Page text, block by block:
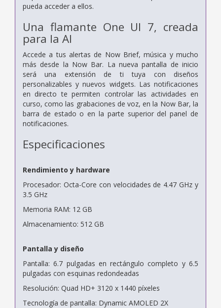
pueda acceder a ellos.
Una flamante One UI 7, creada
para la AI
Accede a tus alertas de Now Brief, música y mucho
más desde la Now Bar. La nueva pantalla de inicio
será una extensión de ti tuya con diseños
personalizables y nuevos widgets. Las notificaciones
en directo te permiten controlar las actividades en
curso, como las grabaciones de voz, en la Now Bar, la
barra de estado o en la parte superior del panel de
notificaciones.
Especificaciones
Rendimiento y hardware
Procesador: Octa-Core con velocidades de 4.47 GHz y
3.5 GHz
Memoria RAM: 12 GB
Almacenamiento: 512 GB
Pantalla y diseño
Pantalla: 6.7 pulgadas en rectángulo completo y 6.5
pulgadas con esquinas redondeadas
Resolución: Quad HD+ 3120 x 1440 píxeles
Tecnología de pantalla: Dynamic AMOLED 2X